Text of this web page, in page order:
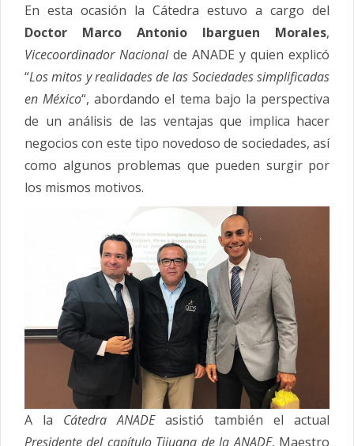
En esta ocasión la Cátedra estuvo a cargo del
Doctor Marco Antonio Ibarguen Morales,
Vicecoordinador Nacional de ANADE y quien explicó
“Los mitos y realidades de las Sociedades simplificadas
en México“, abordando el tema bajo la perspectiva
de un análisis de las ventajas que implica hacer
negocios con este tipo novedoso de sociedades, así
como algunos problemas que pueden surgir por
los mismos motivos.
A la Cátedra ANADEasistió también el actual
Presidente del capítulo Tijuana de la ANADE, Maestro